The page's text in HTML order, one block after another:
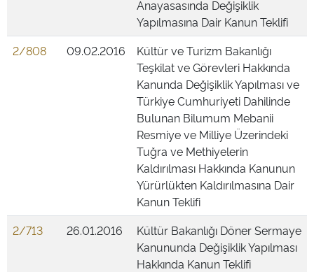
Anayasasında Değişiklik
Yapılmasına Dair Kanun Teklifi
2/808
09.02.2016
Kültür ve Turizm Bakanlığı
Teşkilat ve Görevleri Hakkında
Kanunda Değişiklik Yapılması ve
Türkiye Cumhuriyeti Dahilinde
Bulunan Bilumum Mebanii
Resmiye ve Milliye Üzerindeki
Tuğra ve Methiyelerin
Kaldırılması Hakkında Kanunun
Yürürlükten Kaldırılmasına Dair
Kanun Teklifi
2/713
26.01.2016
Kültür Bakanlığı Döner Sermaye
Kanununda Değişiklik Yapılması
Hakkında Kanun Teklifi